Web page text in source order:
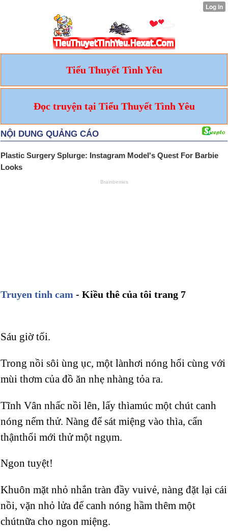
Tiểu Thuyết Tình Yêu
Đọc truyện tại Tiểu Thuyết Tình Yêu
Truyen tinh cam - Kiều thê của tôi trang 7
Sáu giờ tối.
Trong nồi sôi ùng ục, một lànhơi nóng hổi cùng với
mùi thơm của đồ ăn nhẹ nhàng tỏa ra.
Tĩnh Vân nhấc nồi lên, lấy thìamúc một chút canh
nóng nếm thử. Nàng để sát miệng vào thìa, cẩn
thậnthổi mới thử một ngụm.
Ngon tuyệt!
Khuôn mặt nhỏ nhắn tràn đầy vuivẻ, nàng đặt lại cái
nồi, vặn nhỏ lửa để canh nóng hầm thêm một
chútnữa cho ngon miệng.